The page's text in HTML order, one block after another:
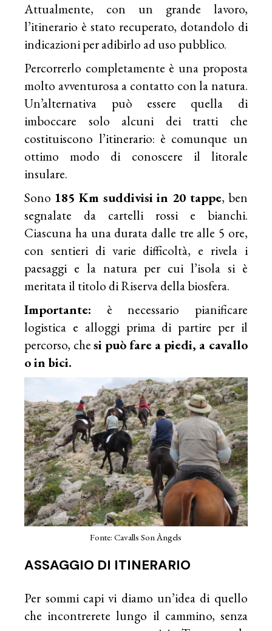
Attualmente, con un grande lavoro,
l’itinerario è stato recuperato, dotandolo di
indicazioni per adibirlo ad uso pubblico.
Percorrerlo completamente è una proposta
molto avventurosa a contatto con la natura.
Un’alternativa può essere quella di
imboccare solo alcuni dei tratti che
costituiscono l’itinerario: è comunque un
ottimo modo di conoscere il litorale
insulare.
Sono 185 Km suddivisi in 20 tappe, ben
segnalate da cartelli rossi e bianchi.
Ciascuna ha una durata dalle tre alle 5 ore,
con sentieri di varie difficoltà, e rivela i
paesaggi e la natura per cui l’isola si è
meritata il titolo di Riserva della biosfera.
Importante: è necessario pianificare
logistica e alloggi prima di partire per il
percorso, chesi può fare a piedi, a cavallo
o in bici.
Fonte: Cavalls Son Àngels
ASSAGGIO DI ITINERARIO
Per sommi capi vi diamo un’idea di quello
che incontrerete lungo il cammino, senza